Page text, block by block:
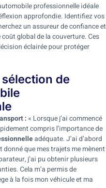
professionnelle idéale
approfondie. Identifiez vos
un assureur de confiance et
coût global de la couverture. Ces
éclairée pour protéger
de
:« Lorsque j’ai commencé
compris l’importance de
adéquate. J’ai d’abord
que mes trajets me mènent
j’ai pu obtenir plusieurs
Cela m’a permis de
à la fois mon véhicule et ma